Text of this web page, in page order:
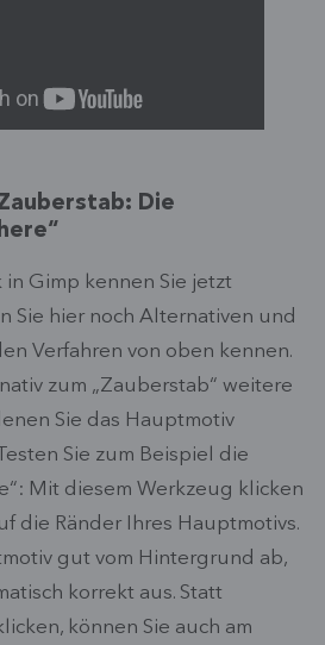
Die
Gimp kennen Sie jetzt
Sie hier noch Alternativen und
Verfahren von oben kennen.
zum „Zauberstab“ weitere
Sie das Hauptmotiv
Sie zum Beispiel die
Mit diesem Werkzeug klicken
die Ränder Ihres Hauptmotivs.
gut vom Hintergrund ab,
korrekt aus. Statt
können Sie auch am